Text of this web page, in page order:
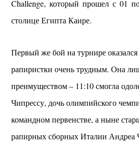
Challenge, который прошел с 01
столице Египта Каире.
Первый же бой на турнире оказался
рапиристки очень трудным. Она
преимуществом – 11:10 смогла
Чипрессу, дочь олимпийского
командном первенстве, а ныне
рапирных сборных Италии Андреа